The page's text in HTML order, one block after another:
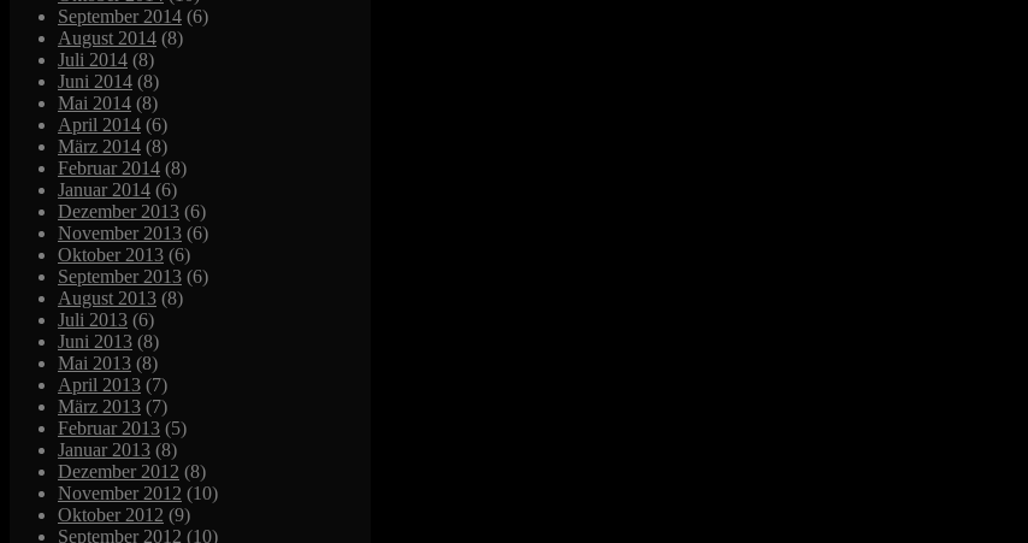
September 2014 (6)
August 2014 (8)
Juli 2014 (8)
Juni 2014 (8)
Mai 2014 (8)
April 2014 (6)
März 2014 (8)
Februar 2014 (8)
Januar 2014 (6)
Dezember 2013 (6)
November 2013 (6)
Oktober 2013 (6)
September 2013 (6)
August 2013 (8)
Juli 2013 (6)
Juni 2013 (8)
Mai 2013 (8)
April 2013 (7)
März 2013 (7)
Februar 2013 (5)
Januar 2013 (8)
Dezember 2012 (8)
November 2012 (10)
Oktober 2012 (9)
September 2012 (10)